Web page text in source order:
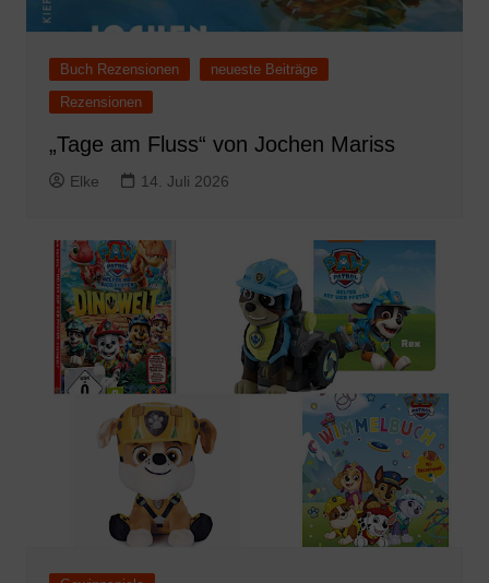
Buch Rezensionen
neueste Beiträge
Rezensionen
„Tage am Fluss“ von Jochen Mariss
Elke 14. Juli 2026